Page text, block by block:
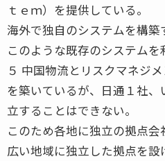
ｔｅｍ）を提供している。
海外で独自のシステムを構築
このような既存のシステムを
５ 中国物流とリスクマネジ
を築いているが、日通１社
立することはできない。
このため各地に独立の拠点会
広い地域に独立した拠点を